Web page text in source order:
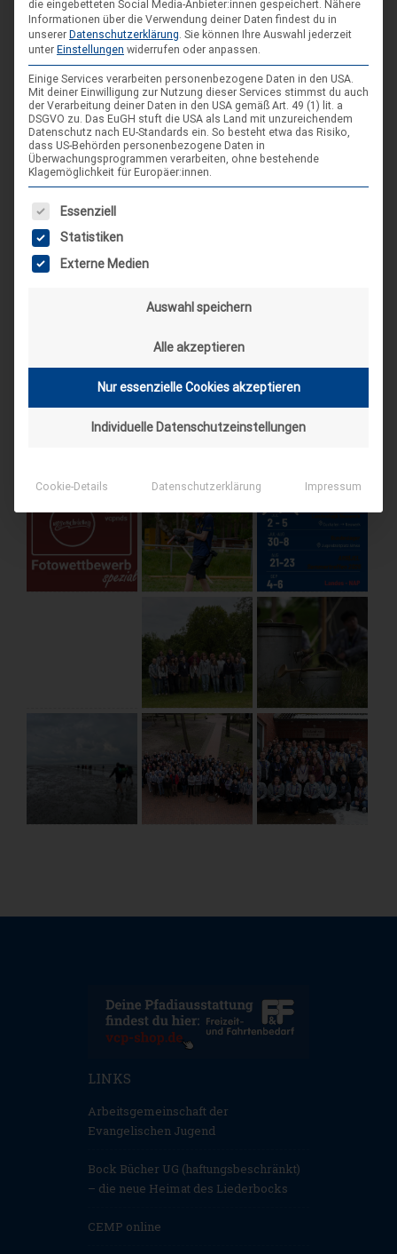
DIE NÄCHSTEN VERANSTALTUNGEN
ARR|JEL Sommertreffen 2026
21. Aug. 26
Blankenburg (Harz)-Wienrode
Landes-NAP 2026
Spiele im XXL-Format
Suderburg
[alle Veranstaltungen]
LINKS
Arbeitsgemeinschaft der
Evangelischen Jugend
Bock Bücher UG (haftungsbeschränkt)
– die neue Heimat des Liederbocks
CEMP online
die eingebetteten Social Media-Anbieter:innen gespeichert. Nähere
Informationen über die Verwendung deiner Daten findest du in
unserer Datenschutzerklärung Sie können Ihre Auswahl jederzeit
unter Einstellungen widerrufen oder anpassen.
Einige Services verarbeiten personenbezogene Daten in den USA.
Mit deiner Einwilligung zur Nutzung dieser Services stimmst du auch
der Verarbeitung deiner Daten in den USA gemäß Art. 49 (1) lit. a
DSGVO zu. Das EuGH stuft die USA als Land mit unzureichendem
Datenschutz nach EU-Standards ein. So besteht etwa das Risiko,
dass US-Behörden personenbezogene Daten in
Überwachungsprogrammen verarbeiten, ohne bestehende
Klagemöglichkeit für Europäer:innen.
Es folgt eine Liste der Service-Gruppen, für die eine
Essenziell
Statistiken
Externe Medien
Auswahl speichern
Alle akzeptieren
Nur essenzielle Cookies akzeptieren
Individuelle Datenschutzeinstellungen
Cookie-Details Datenschutzerklärung Impressum